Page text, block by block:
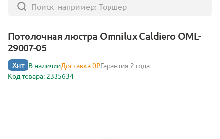
Потолочная люстра Omnilux Caldiero OML-
29007-05
Хит В наличииДоставка 0₽Гарантия 2 года
Код товара: 2385634